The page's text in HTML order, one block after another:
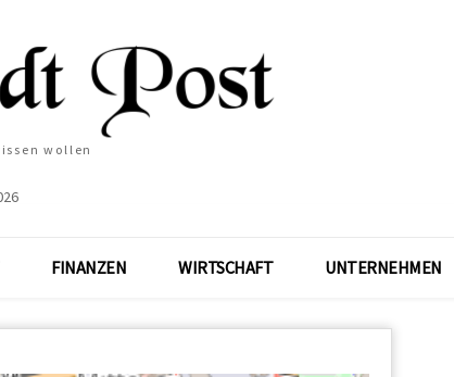
wollen
FINANZEN WIRTSCHAFT UNTERNEHMEN